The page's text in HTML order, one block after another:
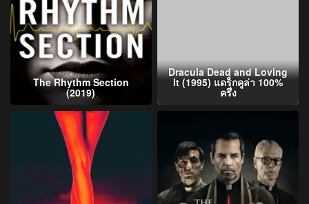
The Rhythm Section
(2019)
Dracula Dead and Loving
It (1995) แดร็กคูล่า 100%
ครึ่ง